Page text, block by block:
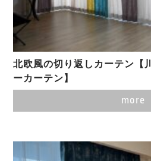
北欧風の切り返しカーテン【
ーカーテン】
more